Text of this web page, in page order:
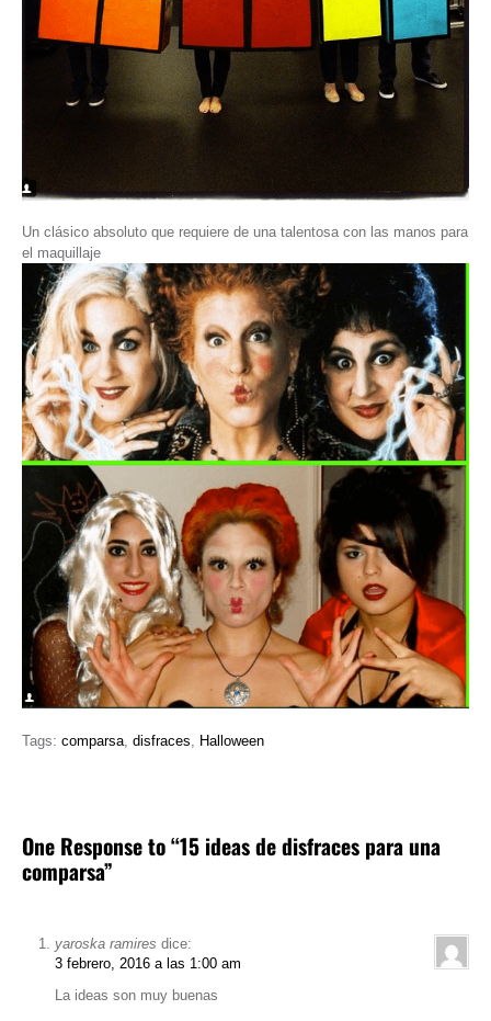
Un clásico absoluto que requiere de una talentosa con las manos para
el maquillaje
Tags: comparsa disfraces Halloween
One Response to “15 ideas de disfraces para una
comparsa”
yaroska ramires dice:
3 febrero, 2016 a las 1:00 am
La ideas son muy buenas